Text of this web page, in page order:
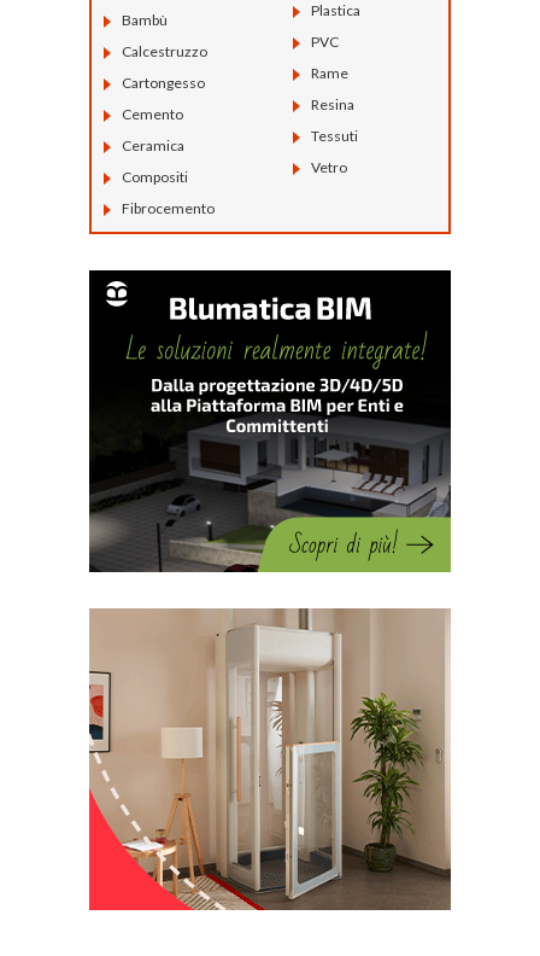
Bambù
Calcestruzzo
Cartongesso
Cemento
Ceramica
Compositi
Fibrocemento
Plastica
PVC
Rame
Resina
Tessuti
Vetro